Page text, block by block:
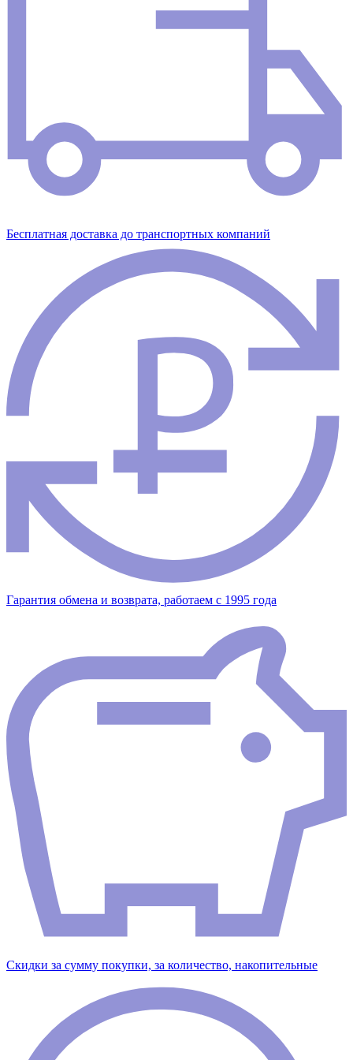
Бесплатная доставка до транспортных компаний
Гарантия обмена и возврата, работаем с 1995 года
Скидки за сумму покупки, за количество, накопительные